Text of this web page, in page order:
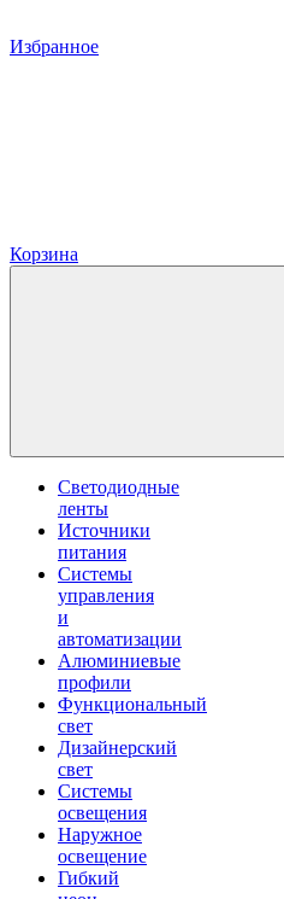
Избранное
Корзина
Светодиодные
ленты
Источники
питания
Системы
управления
и
автоматизации
Алюминиевые
профили
Функциональный
свет
Дизайнерский
свет
Системы
освещения
Наружное
освещение
Гибкий